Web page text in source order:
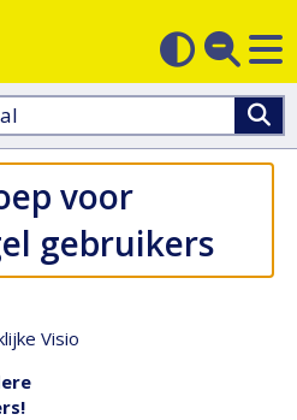
Contrast
voor
gebruikers
Visio